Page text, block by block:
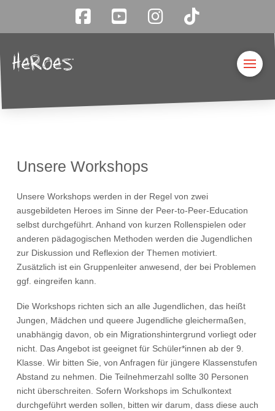
Unsere Workshops
Unsere Workshops werden in der Regel von zwei
ausgebildeten Heroes im Sinne der Peer-to-Peer-Education
selbst durchgeführt. Anhand von kurzen Rollenspielen oder
anderen pädagogischen Methoden werden die Jugendlichen
zur Diskussion und Reflexion der Themen motiviert.
Zusätzlich ist ein Gruppenleiter anwesend, der bei Problemen
ggf. eingreifen kann.
Die Workshops richten sich an alle Jugendlichen, das heißt
Jungen, Mädchen und queere Jugendliche gleichermaßen,
unabhängig davon, ob ein Migrationshintergrund vorliegt oder
nicht. Das Angebot ist geeignet für Schüler*innen ab der 9.
Klasse. Wir bitten Sie, von Anfragen für jüngere Klassenstufen
Abstand zu nehmen. Die Teilnehmerzahl sollte 30 Personen
nicht überschreiten. Sofern Workshops im Schulkontext
durchgeführt werden sollen, bitten wir darum, dass diese auch